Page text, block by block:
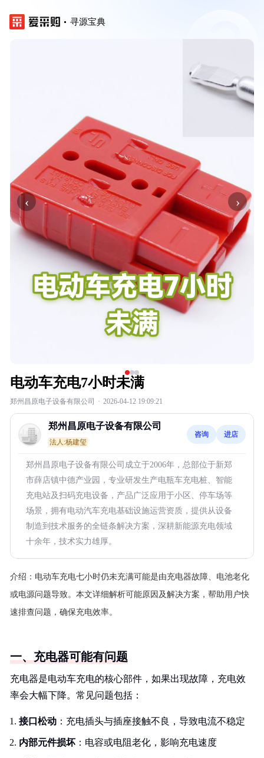
寻源宝典
‹ ›
电动车充电7小时未满
郑州昌原电子设备有限公司 · 2026-04-12 19:09:21
郑州昌原电子设备有限公司
法人:杨建玺
咨询 进店
郑州昌原电子设备有限公司成立于2006年，总部位于新郑
市薛店镇中德产业园，专业研发生产电瓶车充电桩、智能
充电站及扫码充电设备，产品广泛应用于小区、停车场等
场景，拥有电动汽车充电基础设施运营资质，提供从设备
制造到技术服务的全链条解决方案，深耕新能源充电领域
十余年，技术实力雄厚。
介绍： 电动车充电七小时仍未充满可能是由充电器故障、电池老化
或电源问题导致。本文详细解析可能原因及解决方案，帮助用户快
速排查问题，确保充电效率。
一、充电器可能有问题
充电器是电动车充电的核心部件，如果出现故障，充电效
率会大幅下降。常见问题包括：
接口松动 ：充电插头与插座接触不良，导致电流不稳定
内部元件损坏 ：电容或电阻老化，影响充电速度